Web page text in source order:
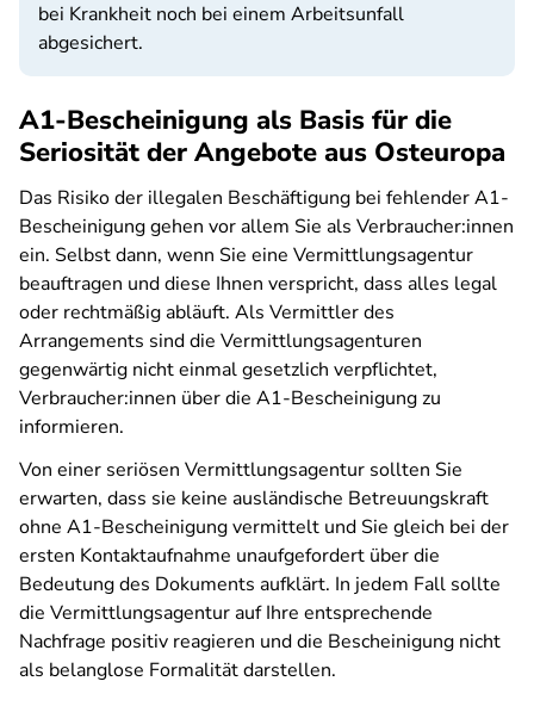
bei Krankheit noch bei einem Arbeitsunfall
abgesichert.
A1-Bescheinigung als Basis für die
Seriosität der Angebote aus Osteuropa
Das Risiko der illegalen Beschäftigung bei fehlender A1-
Bescheinigung gehen vor allem Sie als Verbraucher:innen
ein. Selbst dann, wenn Sie eine Vermittlungsagentur
beauftragen und diese Ihnen verspricht, dass alles legal
oder rechtmäßig abläuft. Als Vermittler des
Arrangements sind die Vermittlungsagenturen
gegenwärtig nicht einmal gesetzlich verpflichtet,
Verbraucher:innen über die A1-Bescheinigung zu
informieren.
Von einer seriösen Vermittlungsagentur sollten Sie
erwarten, dass sie keine ausländische Betreuungskraft
ohne A1-Bescheinigung vermittelt und Sie gleich bei der
ersten Kontaktaufnahme unaufgefordert über die
Bedeutung des Dokuments aufklärt. In jedem Fall sollte
die Vermittlungsagentur auf Ihre entsprechende
Nachfrage positiv reagieren und die Bescheinigung nicht
als belanglose Formalität darstellen.